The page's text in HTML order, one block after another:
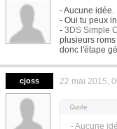
- Aucune idée.
- Oui tu peux
- 3DS Simple
plusieurs
donc l'étape
cjoss 22 mai 2015,
- Aucune